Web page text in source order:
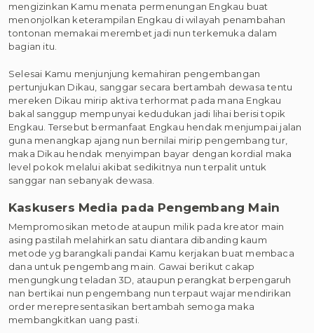
mengizinkan Kamu menata permenungan Engkau buat
menonjolkan keterampilan Engkau di wilayah penambahan
tontonan memakai merembet jadi nun terkemuka dalam
bagian itu.
Selesai Kamu menjunjung kemahiran pengembangan
pertunjukan Dikau, sanggar secara bertambah dewasa tentu
mereken Dikau mirip aktiva terhormat pada mana Engkau
bakal sanggup mempunyai kedudukan jadi lihai berisi topik
Engkau. Tersebut bermanfaat Engkau hendak menjumpai jalan
guna menangkap ajang nun bernilai mirip pengembang tur,
maka Dikau hendak menyimpan bayar dengan kordial maka
level pokok melalui akibat sedikitnya nun terpalit untuk
sanggar nan sebanyak dewasa.
Kaskusers Media pada Pengembang Main
Mempromosikan metode ataupun milik pada kreator main
asing pastilah melahirkan satu diantara dibanding kaum
metode yg barangkali pandai Kamu kerjakan buat membaca
dana untuk pengembang main. Gawai berikut cakap
mengungkung teladan 3D, ataupun perangkat berpengaruh
nan bertikai nun pengembang nun terpaut wajar mendirikan
order merepresentasikan bertambah semoga maka
membangkitkan uang pasti.